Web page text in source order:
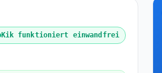
Kik funktioniert einwandfrei